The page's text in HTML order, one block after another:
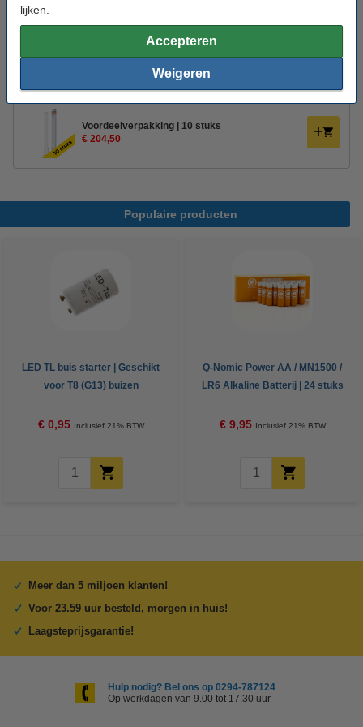
lijken.
Accepteren
Weigeren
Energielabel:
uw oude apparaat
Aanbieding:
Voordeelverpakking | 10 stuks
€ 204,50
Populaire producten
LED TL buis starter | Geschikt
voor T8 (G13) buizen
€ 0,95 Inclusief 21% BTW
Q-Nomic Power AA / MN1500 /
LR6 Alkaline Batterij | 24 stuks
€ 9,95 Inclusief 21% BTW
Meer dan 5 miljoen klanten!
Voor 23.59 uur besteld, morgen in huis!
Laagsteprijsgarantie!
Hulp nodig? Bel ons op 0294-787124
Op werkdagen van 9.00 tot 17.30 uur